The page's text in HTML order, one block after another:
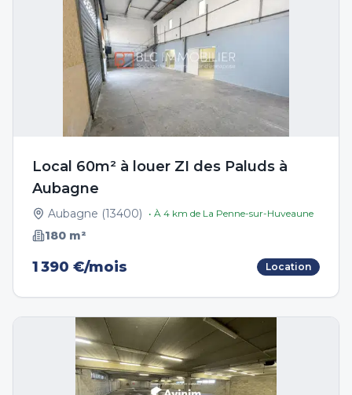
Local 60m² à louer ZI des Paluds à
Aubagne
Aubagne (13400) • À 4 km de La Penne-sur-Huveaune
180 m²
1 390 €/mois Location